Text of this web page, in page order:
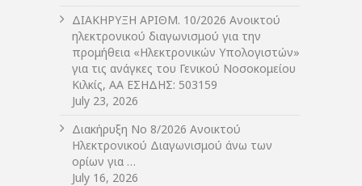
ΔIΑΚΗΡΥΞΗ ΑΡIΘΜ. 10/2026 Ανοικτού
ηλεκτρονικού διαγωνισμού για την
προμήθεια «Ηλεκτρονικών Υπολογιστών»
για τις ανάγκες του Γενικού Νοσοκομείου
Κιλκίς, ΑΑ ΕΣΗΔΗΣ: 503159
July 23, 2026
Διακήρυξη Νο 8/2026 Ανοικτού
Ηλεκτρονικού Διαγωνισμού άνω των
ορίων για …
July 16, 2026